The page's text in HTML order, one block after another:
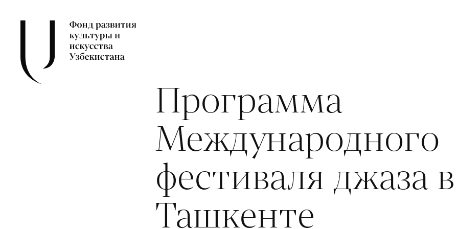
Программа
Международного
фестиваля джаза в
Ташкенте